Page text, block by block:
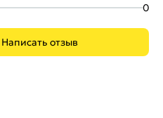
0
Написать отзыв